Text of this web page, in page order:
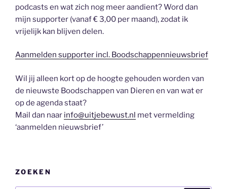
podcasts en wat zich nog meer aandient? Word dan
mijn supporter (vanaf € 3,00 per maand), zodat ik
vrijelijk kan blijven delen.
Aanmelden supporter incl. Boodschappennieuwsbrief
Wil jij alleen kort op de hoogte gehouden worden van
de nieuwste Boodschappen van Dieren en van wat er
op de agenda staat?
Mail dan naar info@uitjebewust.nl met vermelding
‘aanmelden nieuwsbrief’
ZOEKEN